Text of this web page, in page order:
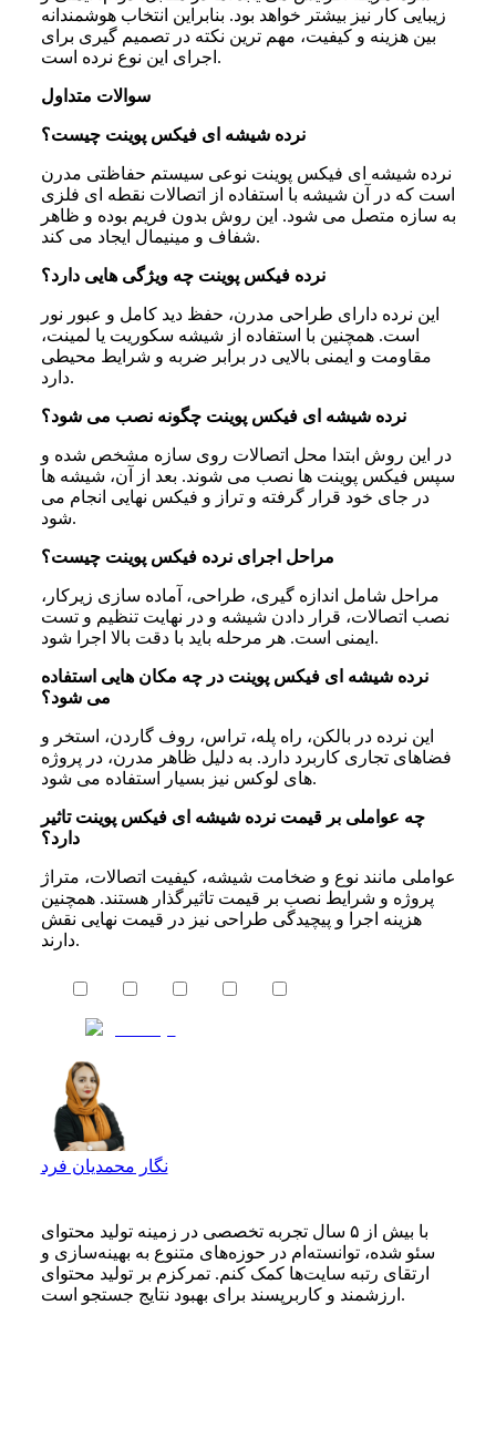
زیبایی کار نیز بیشتر خواهد بود. بنابراین انتخاب هوشمندانه
بین هزینه و کیفیت، مهم ترین نکته در تصمیم گیری برای
اجرای این نوع نرده است.
سوالات متداول
نرده شیشه‌ ای فیکس پوینت چیست؟
نرده شیشه ای فیکس پوینت نوعی سیستم حفاظتی مدرن
است که در آن شیشه با استفاده از اتصالات نقطه ای فلزی
به سازه متصل می شود. این روش بدون فریم بوده و ظاهر
شفاف و مینیمال ایجاد می کند.
نرده فیکس پوینت چه ویژگی‌ هایی دارد؟
این نرده دارای طراحی مدرن، حفظ دید کامل و عبور نور
است. همچنین با استفاده از شیشه سکوریت یا لمینت،
مقاومت و ایمنی بالایی در برابر ضربه و شرایط محیطی
دارد.
نرده شیشه‌ ای فیکس پوینت چگونه نصب می‌ شود؟
در این روش ابتدا محل اتصالات روی سازه مشخص شده و
سپس فیکس پوینت ها نصب می شوند. بعد از آن، شیشه ها
در جای خود قرار گرفته و تراز و فیکس نهایی انجام می
شود.
مراحل اجرای نرده فیکس پوینت چیست؟
مراحل شامل اندازه گیری، طراحی، آماده سازی زیرکار،
نصب اتصالات، قرار دادن شیشه و در نهایت تنظیم و تست
ایمنی است. هر مرحله باید با دقت بالا اجرا شود.
نرده شیشه‌ ای فیکس پوینت در چه مکان‌ هایی استفاده
می‌ شود؟
این نرده در بالکن، راه پله، تراس، روف گاردن، استخر و
فضاهای تجاری کاربرد دارد. به دلیل ظاهر مدرن، در پروژه
های لوکس نیز بسیار استفاده می شود.
چه عواملی بر قیمت نرده شیشه‌ ای فیکس پوینت تاثیر
دارد؟
عواملی مانند نوع و ضخامت شیشه، کیفیت اتصالات، متراژ
پروژه و شرایط نصب بر قیمت تاثیرگذار هستند. همچنین
هزینه اجرا و پیچیدگی طراحی نیز در قیمت نهایی نقش
دارند.
نگار محمدیان فرد
با بیش از ۵ سال تجربه تخصصی در زمینه تولید محتوای
سئو شده، توانسته‌ام در حوزه‌های متنوع به بهینه‌سازی و
ارتقای رتبه سایت‌ها کمک کنم. تمرکزم بر تولید محتوای
ارزشمند و کاربرپسند برای بهبود نتایج جستجو است.